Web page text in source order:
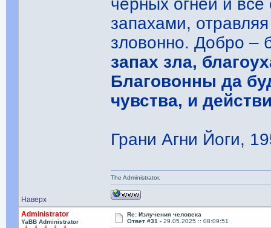
черных огней и
запахами,
зловонно. Добро –
запах зла,
Благовонны да
чувства, и
Грани Агни Йоги,
Наверх
The Administrator.
Administrator
YaBB Administrator
Re: Излучения человека
Ответ #31 -29.05.2025 :: 08:09:51